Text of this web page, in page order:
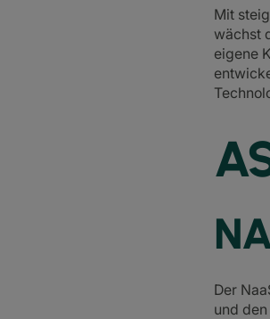
Mit
wächst
eigene
Der
und